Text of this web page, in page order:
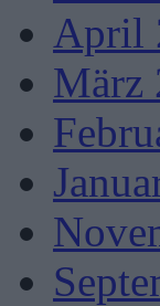
April
März